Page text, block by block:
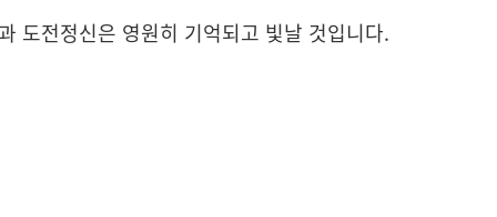
도전정신은 영원히 기억되고 빛날 것입니다.